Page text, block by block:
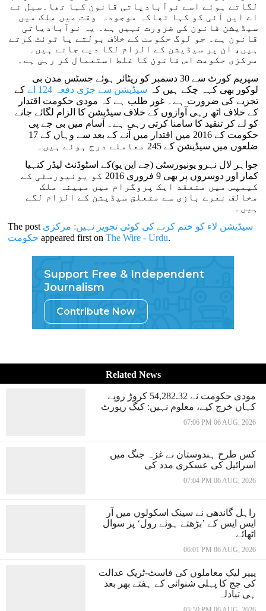
لگاتے ہوئے اسے نوآبادیاتی قانون کہا تھا۔سبل نے
اے این آئی کو کہا تھاکہ موجودہ وقت میں ملک میں
سیڈیشن قانون کی ضرورت نہیں ہے۔ یہ نوآبادیاتی
قانون ہے۔ جو لوگ حکومت کے خلاف بولتے یا ٹوئٹ کرتے
ہیں، ان پر سیڈیشن کے الزام لگا دیے جاتے ہیں۔
مرکزی حکومت اس قانون کا غلط استعمال کر رہی ہے۔
سپریم کورٹ سے 30 دسمبر کو ریٹائر ہوئے جسٹس مدن بی
لوکور بھی کہہ چکے ہیں کہ سیڈیشن سے جڑی دفعہ 124 اے
کے
تجزیے کی ضرورت ہے۔ غور طلب ہے کہ مودی حکومت اقتدار
کے خلاف اٹھ رہی آوازوں کے خلاف سیڈیشن کا الزام لگائے جانے
کو لے کر تنقید کا سامنا کرتی رہی ہے۔ آسام میں بی جے پی
حکومت کے 2016 میں اقتدار میں آنے کے بعد سے وہاں کے 17
ضلعوں میں سیڈیشن کے 245 معاملے درج ہوئے ہیں۔
جواہر لال نہرو یونیورسٹی (جے این یو)کے اسٹوڈنٹ لیڈر کنہیا
کمار اور دوسروں پر بھی 9 فروری 2016 کو یونیورسٹی کے
کیمپس میں منعقد ایک پروگرام میں مبینہ ملک
مخالف نعرے بازی سے متعلق سیڈیشن کے الزام لگے
ہیں۔
The post سیڈیشن لاء کو ختم کرنے کی کوئی تجویز نہیں: مرکزی
حکومت appeared first onThe Wire - Urdu.
Support Free & Independent
Journalism
Contribute Now
Related News
مودی حکومت نے 54,282.32 کروڑ روپے
کہاں خرچ کیے، معلوم نہیں: کیگ رپورٹ
07:06 PM 06 AUG, 2026
کس طرح ہندوستان نے غزہ جنگ میں
اسرائیل کی عسکری مدد کی
07:04 PM 06 AUG, 2026
راہل گاندھی نے سینک اسکولوں میں آر
ایس ایس کے ’بڑھتے ہوئے رول‘ پر سوال
اٹھائے
06:01 PM 06 AUG, 2026
پیپر لیک معاملوں کی فاسٹ-ٹریک عدالت
کی جج کا پہلی شنوائی کے ہفتے بھر بعد
ہی تبادلہ